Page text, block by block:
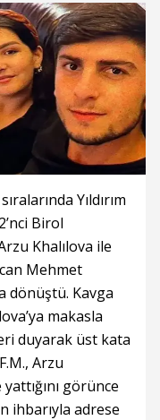
Yıldırım
Birol
Khalılova ile
Mehmet
dönüştü. Kavga
makasla
duyarak üst kata
Arzu
görünce
ihbarıyla adrese